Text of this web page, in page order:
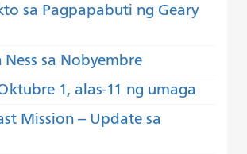
sa Pagpapabuti ng Geary
sa Nobyembre
1, alas-11 ng umaga
Mission -- Update sa